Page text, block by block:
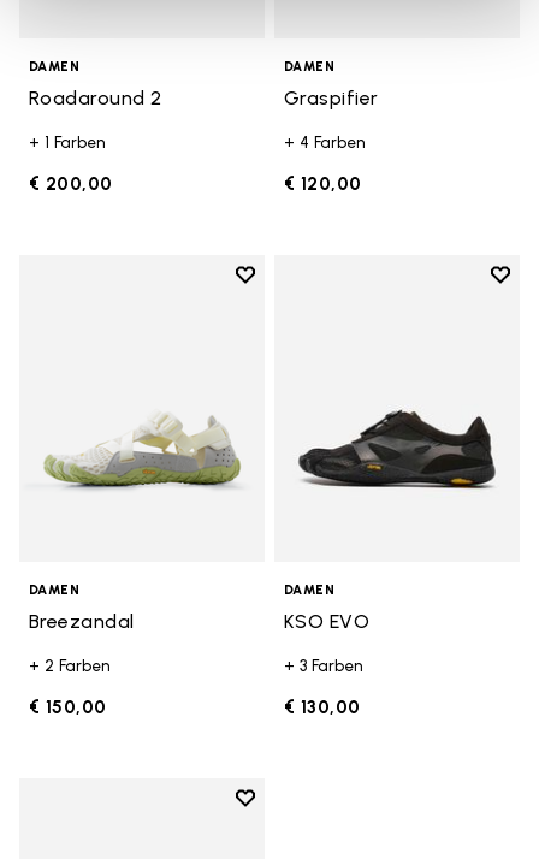
DAMEN
Roadaround 2
+ 1 Farben
€ 200,00
DAMEN
Graspifier
+ 4 Farben
€ 120,00
Add to wishlist
DAMEN
Breezandal
+ 2 Farben
€ 150,00
Add
DAMEN
KSO EVO
+ 3 Farben
€ 130,00
Add to wishlist